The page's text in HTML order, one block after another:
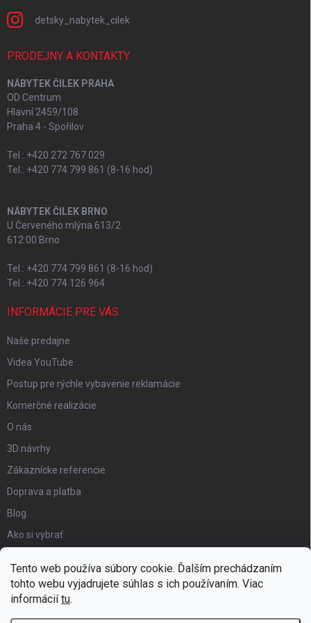
Tento web používa súbory cookie. Ďalším prechádzaním
tohto webu vyjadrujete súhlas s ich používaním. Viac
informáciítu.
detsky_nabytek_cilek
PRODEJNY A KONTAKTY
NÁBYTEK ČILEK PRAHA
OD Centrum
Hlavní 2459/108
Praha 4 - Spořilov
Tel.: +420 272 767 029
Tel.: +420 774 799 861 (8-16 hod)
NÁBYTEK ČILEK BRNO
U Červeného mlýna 613/2
612 00 Brno
Tel.: +420 774 799 861 (8-16 hod)
Tel.: +420 774 126 964
INFORMÁCIE PRE VÁS
Naše predajne
Videa YouTube
Postup pre rýchle vybavenie reklamácie
Komerčné realizácie
O nás
3D návrhy
Zákaznícke referencie
Doprava a platba
Blog
Ako si vybrať
Certifikát kvality
Moja objednávka